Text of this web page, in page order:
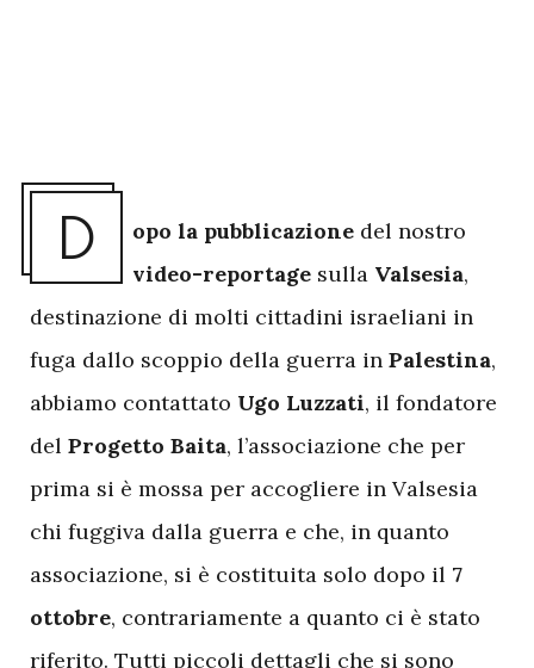
D opo la pubblicazione del nostro
video-reportage sulla Valsesia,
destinazione di molti cittadini israeliani in
fuga dallo scoppio della guerra in Palestina,
abbiamo contattato Ugo Luzzati, il fondatore
del Progetto Baita, l’associazione che per
prima si è mossa per accogliere in Valsesia
chi fuggiva dalla guerra e che, in quanto
associazione, si è costituita solo dopo il 7
ottobre, contrariamente a quanto ci è stato
riferito. Tutti piccoli dettagli che si sono